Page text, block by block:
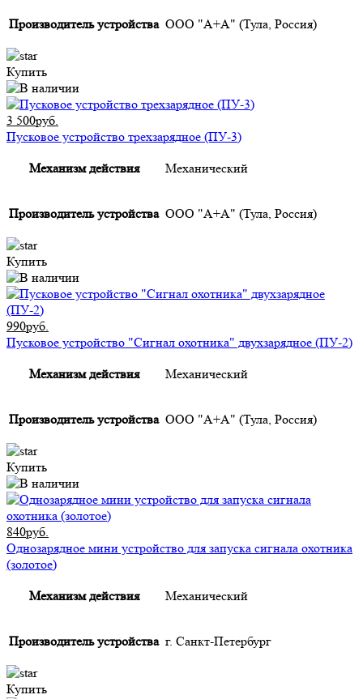
Производитель устройства ООО "А+А" (Тула, Россия)
Купить
3 500руб.
Пусковое устройство трехзарядное (ПУ-3)
Механизм действия Механический
Производитель устройства ООО "А+А" (Тула, Россия)
Купить
990руб.
Пусковое устройство "Сигнал охотника" двухзарядное (ПУ-2)
Механизм действия Механический
Производитель устройства ООО "А+А" (Тула, Россия)
Купить
840руб.
Однозарядное мини устройство для запуска сигнала охотника
(золотое)
Механизм действия Механический
Производитель устройства г. Санкт-Петербург
Купить